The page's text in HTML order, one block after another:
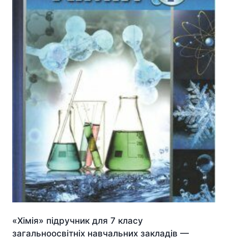
«Хімія» підручник для 7 класу
загальноосвітніх навчальних закладів —